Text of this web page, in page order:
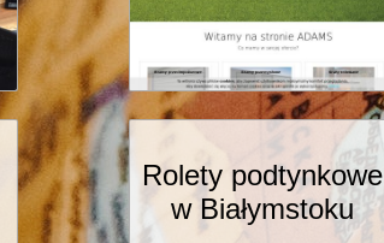
Rolety podtynkowe
w Białymstoku